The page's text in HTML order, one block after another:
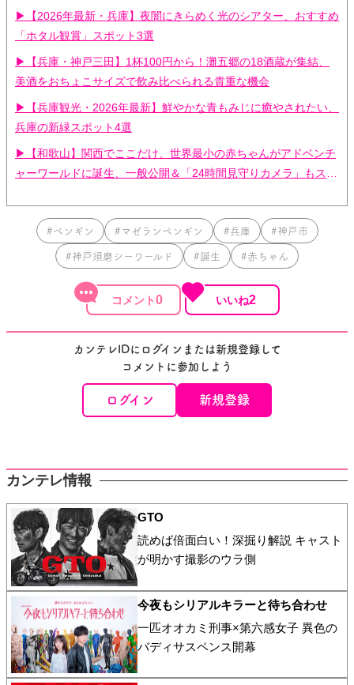
ヨ！】
▶【2026年最新・兵庫】夜闇にきらめく光のシアター、おすすめ
「ホタル観賞」スポット3選
▶【兵庫・神戸三田】1杯100円から！灘五郷の18酒蔵が集結、
美酒をおちょこサイズで飲み比べられる貴重な機会
▶【兵庫観光・2026年最新】鮮やかな青もみじに癒やされたい、
兵庫の新緑スポット4選
▶【和歌山】関西でここだけ、世界最小の赤ちゃんがアドベンチ
ャーワールドに誕生、一般公開＆「24時間見守りカメラ」もスタ
#ペンギン #マゼランペンギン #兵庫 #神戸市
#神戸須磨シーワールド #誕生 #赤ちゃん
0 2
カンテレIDにログインまたは新規登録して
コメントに参加しよう
ログイン 新規登録
カンテレ情報
GTO
読めば倍面白い！深掘り解説 キャスト
が明かす撮影のウラ側
今夜もシリアルキラーと待ち合わせ
一匹オオカミ刑事×第六感女子 異色の
バディサスペンス開幕